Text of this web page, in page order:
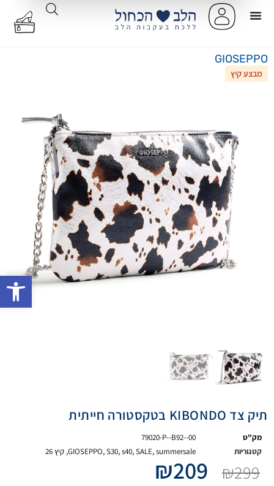
GIOSEPPO
מבצע קיץ
תיק צד KIBONDO בטקסטורה חייתית
מק"ט
79020-P--B92--00
קטגוריות
GIOSEPPO,S30,s40,SALE,summersale
, קיץ 26
₪299
₪209